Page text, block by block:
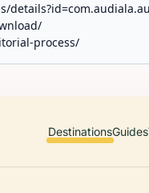
process/
DestinationsGuides